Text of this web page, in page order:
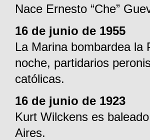
Nace Ernesto “Che”
16 de junio de 1955
La Marina bombardea la
noche, partidarios
católicas.
16 de junio de 1923
Kurt Wilckens es
Aires.